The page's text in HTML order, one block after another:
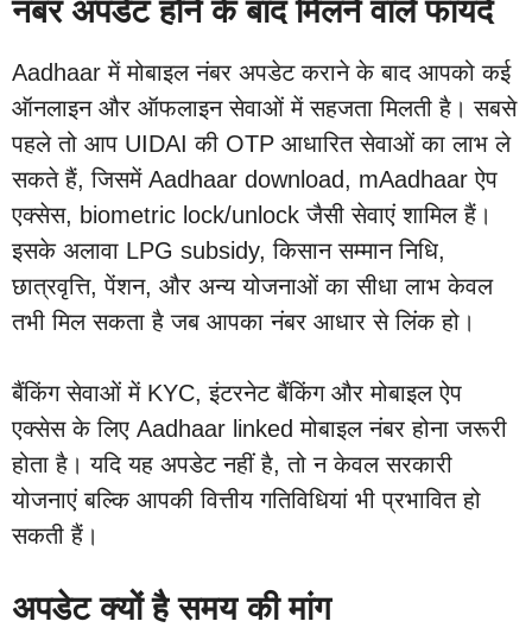
नंबर अपडेट होने के बाद मिलने वाले फायदे
Aadhaar में मोबाइल नंबर अपडेट कराने के बाद आपको कई
ऑनलाइन और ऑफलाइन सेवाओं में सहजता मिलती है। सबसे
पहले तो आप UIDAI की OTP आधारित सेवाओं का लाभ ले
सकते हैं, जिसमें Aadhaar download, mAadhaar ऐप
एक्सेस, biometric lock/unlock जैसी सेवाएं शामिल हैं।
इसके अलावा LPG subsidy, किसान सम्मान निधि,
छात्रवृत्ति, पेंशन, और अन्य योजनाओं का सीधा लाभ केवल
तभी मिल सकता है जब आपका नंबर आधार से लिंक हो।
बैंकिंग सेवाओं में KYC, इंटरनेट बैंकिंग और मोबाइल ऐप
एक्सेस के लिए Aadhaar linked मोबाइल नंबर होना जरूरी
होता है। यदि यह अपडेट नहीं है, तो न केवल सरकारी
योजनाएं बल्कि आपकी वित्तीय गतिविधियां भी प्रभावित हो
सकती हैं।
अपडेट क्यों है समय की मांग